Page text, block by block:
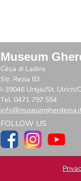
Museum
Cësa di Ladins
Str. Rezia 83
I-39046 Urtijëi/St. Ulrich/
Tel. 0471 797 554
FOLLOW US